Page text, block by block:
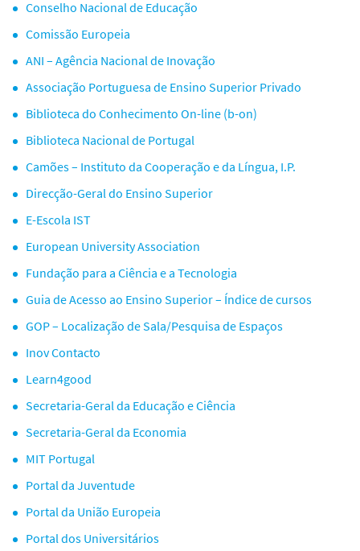
Conselho Nacional de Educação
Comissão Europeia
ANI – Agência Nacional de Inovação
Associação Portuguesa de Ensino Superior Privado
Biblioteca do Conhecimento On-line (b-on)
Biblioteca Nacional de Portugal
Camões – Instituto da Cooperação e da Língua, I.P.
Direcção-Geral do Ensino Superior
E-Escola IST
European University Association
Fundação para a Ciência e a Tecnologia
Guia de Acesso ao Ensino Superior – Índice de cursos
GOP – Localização de Sala/Pesquisa de Espaços
Inov Contacto
Learn4good
Secretaria-Geral da Educação e Ciência
Secretaria-Geral da Economia
MIT Portugal
Portal da Juventude
Portal da União Europeia
Portal dos Universitários